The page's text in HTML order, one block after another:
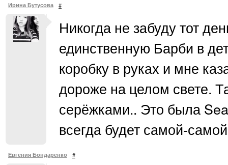
Ирина Бутусова #
Никогда не забуду тот
единственную Барби в
коробку в руках и мне
дороже на целом свете.
серёжками.. Это была
всегда будет самой-
Евгения Бондаренко #